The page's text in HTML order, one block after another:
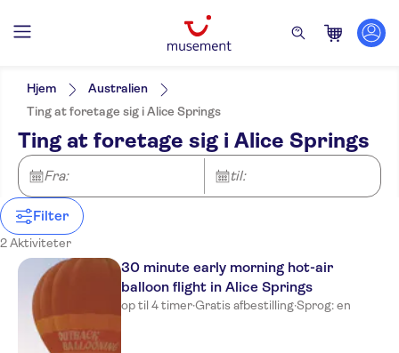
Filters
Min DKK Max DKK
Alternativer
Gratis aflysning
Øjeblikkelig bekræftelse
Kategorier
Aktiviteter i luften
Udendørs aktiviteter
Seværdigheder & guidede
English
Hjem
Australien
Ting at foretage sig i Alice Springs
Ting at foretage sig i Alice Springs
Fra: til:
Filter
2 Aktiviteter
30 minute early morning hot-air
balloon flight in Alice Springs
op til 4 timer·Gratis afbestilling·Sprog: en